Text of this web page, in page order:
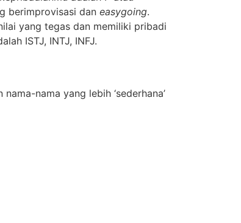
berimprovisasi dan easygoing.
yang tegas dan memiliki pribadi
ISTJ, INTJ, INFJ.
nama yang lebih ‘sederhana’